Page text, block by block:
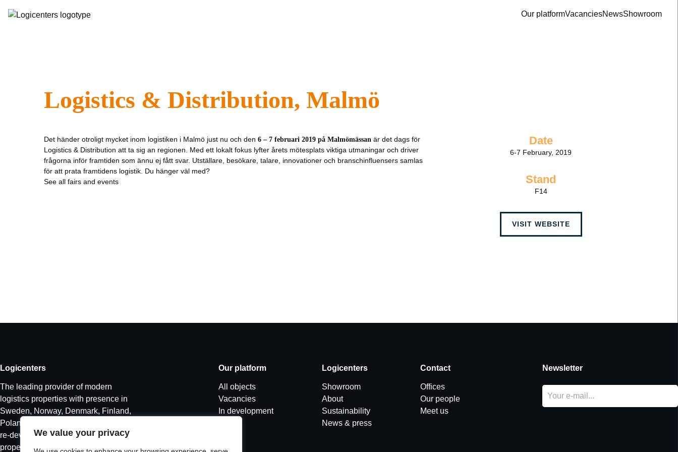
We value your privacy
Our platformVacanciesNewsShowroom
Logistics & Distribution, Malmö
Det händer otroligt mycket inom logistiken i Malmö just nu och den 6 – 7 februari 2019 på Malmömässan är det dags för
Logistics & Distribution att ta sig an regionen. Med ett lokalt fokus lyfter årets mötesplats viktiga utmaningar och driver
frågorna inför framtiden som ännu ej fått svar. Utställare, besökare, talare, innovationer och branschinfluensers samlas
för att prata framtidens logistik. Du hänger väl med?
See all fairs and events
Date
6-7 February, 2019
Stand
F14
VISIT WEBSITE
Logicenters
The leading provider of modern
logistics properties with presence in
Sweden, Norway, Denmark, Finland,
Poland and Germany. We develop,
re-develop and hold modern logistics
properties.
Our platform
All objects
Vacancies
In development
Logicenters
Showroom
About
Sustainability
News & press
Contact
Offices
Our people
Meet us
Newsletter